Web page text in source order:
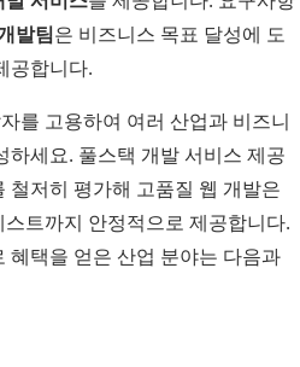
발팀은 비즈니스 목표 달성에 도
공합니다.
를 고용하여 여러 산업과 비즈니
하세요. 풀스택 개발 서비스 제공
철저히 평가해 고품질 웹 개발은
트까지 안정적으로 제공합니다.
혜택을 얻은 산업 분야는 다음과